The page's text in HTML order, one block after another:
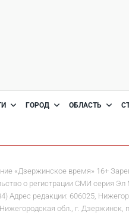
ГОРОД ОБЛАСТЬ
«Дзержинское время» 16+
о регистрации СМИ серия
редакции: 606025,
обл., г. Дзержинск,